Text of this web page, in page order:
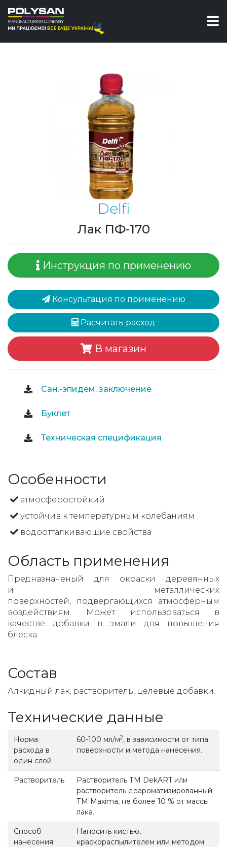
Лак для дерева
Delfi
Лак ПФ-170
Инструкция по применению
Консультация по применению
Расчитать расход
В магазин
Сан.-эпидем. заключение
Буклет
Техническая спецификация
Особенности
атмосферостойкий
устойчив к температурным колебаниям
водоотталкивающие свойства
Область применения
Предназначеный для окраски деревянных
и металлических
поверхностей, подвергающихся атмосферным
воздействиям. Может использоваться в
качестве добавки в эмали для повышения
блеска.
Состав
Алкидный лак, растворитель, целевые добавки.
Технические данные
Норма
расхода в
один слой
60-100 мл/м2, в зависимости от типа
поверхности и метода нанесения.
Растворитель
Растворитель ТМ DekART или
растворитель деароматизированный
ТМ Maxima, не более 10 % от массы
лака.
Способ
нанесения
Наносить кистью,
краскораспылителем или методом